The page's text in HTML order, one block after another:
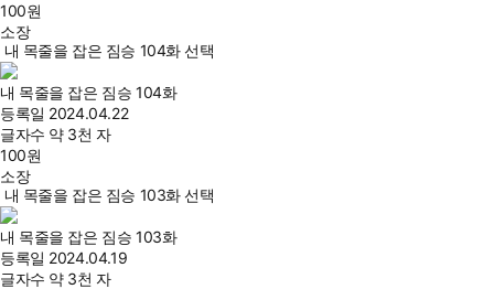
100원
소장
내 목줄을 잡은 짐승 104화 선택
내 목줄을 잡은 짐승 104화
등록일 2024.04.22
글자수 약 3천 자
100원
소장
내 목줄을 잡은 짐승 103화 선택
내 목줄을 잡은 짐승 103화
등록일 2024.04.19
글자수 약 3천 자